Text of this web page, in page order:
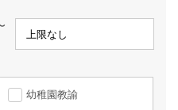
幼稚園教諭